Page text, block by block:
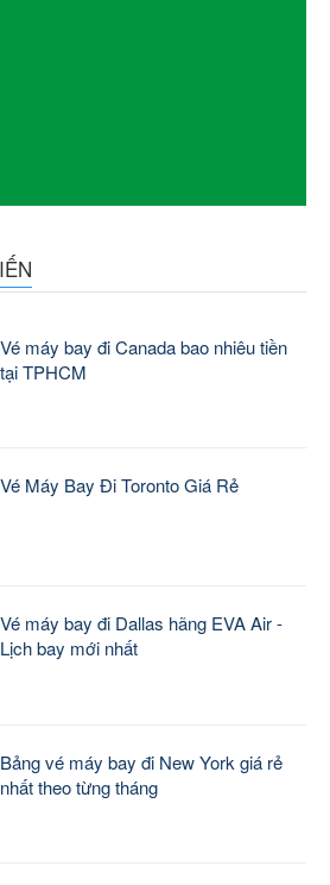
Vé máy bay đi Canada bao nhiêu tiền
tại TPHCM
Vé Máy Bay Đi Toronto Giá Rẻ
Vé máy bay đi Dallas hãng EVA Air -
Lịch bay mới nhất
Bảng vé máy bay đi New York giá rẻ
nhất theo từng tháng